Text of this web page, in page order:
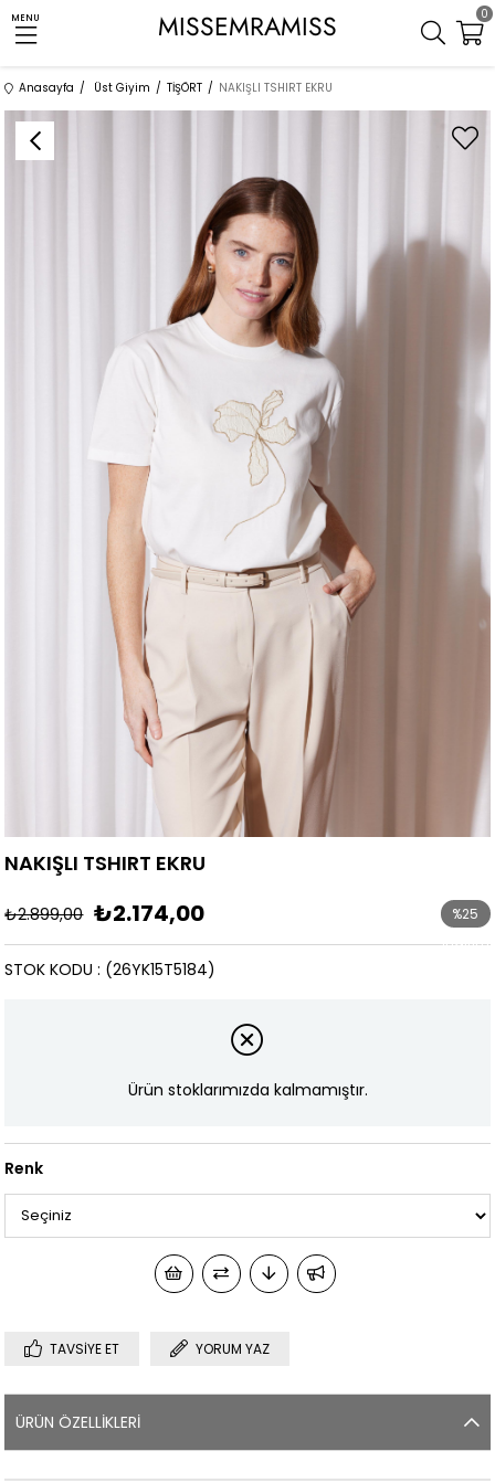
MENU MISSEMRAMISS 0
Anasayfa Üst Giyim TİŞÖRT NAKIŞLI TSHIRT EKRU
NAKIŞLI TSHIRT EKRU
₺2.899,00 ₺2.174,00 %25
İndirim
(26YK15T5184)
STOK KODU
Ürün stoklarımızda kalmamıştır.
Renk
TAVSIYE ET YORUM YAZ
ÜRÜN ÖZELLIKLERI